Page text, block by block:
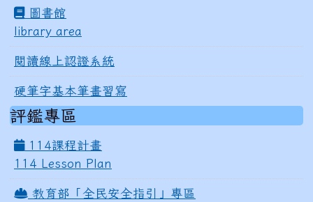
圖書館
library area
閱讀線上認證系統
硬筆字基本筆畫習寫
評鑑專區
114課程計畫
114 Lesson Plan
教育部「全民安全指引」專區